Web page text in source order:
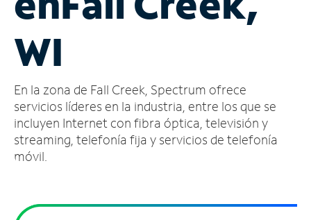
cuenta
Encuentra
tienda
WI
En la zona de Fall Creek, Spectrum ofrece
servicios líderes en la industria, entre los que se
incluyen Internet con fibra óptica, televisión y
streaming, telefonía fija y servicios de telefonía
móvil.